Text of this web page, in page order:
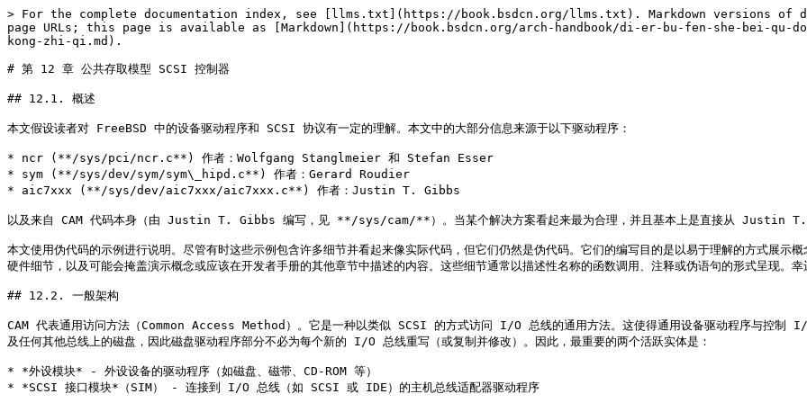
> For the complete documentation index, see [llms.txt](https://book.bsdcn.org/llms.txt). Markdown versions of documentation pages are available by appending `.md` to page URLs; this page is available as [Markdown](https://book.bsdcn.org/arch-handbook/di-er-bu-fen-she-bei-qu-dong-cheng-xu/di-12-zhang-gong-gong-cun-qu-mo-xing-scsi-kong-zhi-qi.md).

# 第 12 章 公共存取模型 SCSI 控制器

## 12.1. 概述

本文假设读者对 FreeBSD 中的设备驱动程序和 SCSI 协议有一定的理解。本文中的大部分信息来源于以下驱动程序：

* ncr (**/sys/pci/ncr.c**) 作者：Wolfgang Stanglmeier 和 Stefan Esser
* sym (**/sys/dev/sym/sym\_hipd.c**) 作者：Gerard Roudier
* aic7xxx (**/sys/dev/aic7xxx/aic7xxx.c**) 作者：Justin T. Gibbs

以及来自 CAM 代码本身（由 Justin T. Gibbs 编写，见 **/sys/cam/**）。当某个解决方案看起来最为合理，并且基本上是直接从 Justin T. Gibbs 的代码中提取时，我将其标记为“推荐”。

本文使用伪代码的示例进行说明。尽管有时这些示例包含许多细节并看起来像实际代码，但它们仍然是伪代码。它们的编写目的是以易于理解的方式展示概念。对于实际的驱动程序，其他方法可能在模块化和效率上更好。它还抽象了硬件细节，以及可能会掩盖演示概念或应该在开发者手册的其他章节中描述的内容。这些细节通常以描述性名称的函数调用、注释或伪语句的形式呈现。幸运的是，现实中的完整示例包含了所有细节，可以在实际的驱动程序中找到。

## 12.2. 一般架构

CAM 代表通用访问方法（Common Access Method）。它是一种以类似 SCSI 的方式访问 I/O 总线的通用方法。这使得通用设备驱动程序与控制 I/O 总线的驱动程序可以分离：例如，磁盘驱动程序可以控制 SCSI、IDE 以及任何其他总线上的磁盘，因此磁盘驱动程序部分不必为每个新的 I/O 总线重写（或复制并修改）。因此，最重要的两个活跃实体是：

* *外设模块* - 外设设备的驱动程序（如磁盘、磁带、CD-ROM 等）
* *SCSI 接口模块*（SIM） - 连接到 I/O 总线（如 SCSI 或 IDE）的主机总线适配器驱动程序

外设驱动程序从操作系统接收请求，将它们转换为一系列 SCSI 命令，并将这些命令传递给 SCSI 接口模块。SCSI 接口模块负责将这些命令传递给实际的硬件（如果实际硬件不是 SCSI，而是例如 IDE，那么它还会将 SCSI 命令转换为硬件的本地命令）。

由于我们在这里关注的是编写 SCSI 适配器驱动程序，因此从这一点开始，我们将从 SIM 的角度来看待所有内容。

## 12.3. 全局变量和样板代码

一个典型的 SIM 驱动程序需要包含以下与 CAM 相关的头文件：

```c
#include <cam/cam.h>
#include <cam/cam_ccb.h>
#include <cam/cam_sim.h>
#include <cam/cam_xpt_sim.h>
#include <cam/cam_debug.h>
#include <cam/scsi/scsi_all.h>
```

## 12.4. 设备配置：xxx\_attach

每个 SIM 驱动程序首先需要将自己注册到 CAM 子系统中。这是在驱动程序的 `xxx_attach()` 函数中完成的（此处以及之后的所有 `xxx_` 用来表示唯一的驱动程序名称前缀）。`xxx_attach()` 函数本身是由系统总线自动配置代码调用的，我们在此不做详细描述。

这一过程分为多个步骤：首先需要为与此 SIM 相关的请求队列分配内存：

```c
struct cam_devq *devq;

if ((devq = cam_simq_alloc(SIZE)) == NULL) {
    error; /* 处理错误的代码 */
}
```

这里的 `SIZE` 是要分配的队列大小，即队列中可以容纳的最大请求数。它是 SIM 驱动程序在一个 SCSI 卡上可以并行处理的请求数。通常可以通过以下方式计算：

```c
SIZE = NUMBER_OF_SUPPORTED_TARGETS * MAX_SIMULTANEOUS_COMMANDS_PER_TARGET
```

接下来我们创建 SIM 的描述符：

```c
struct cam_sim *sim;

if ((sim = cam_sim_alloc(action_func, poll_func, driver_name,
        softc, unit, mtx, max_dev_transactions,
        max_tagged_dev_transactions, devq)) == NULL) {
    cam_simq_free(devq);
    error; /* 处理错误的代码 */
}
```

注意，如果无法创建 SIM 描述符，我们也会释放 `devq`，因为我们无法用它做其他任何事情，同时希望节省内存。

如果一张 SCSI 卡上有多个 SCSI 总线，那么每条总线需要自己的 `cam_sim` 结构体。

一个有趣的问题是，如果一张 SCSI 卡有多个 SCSI 总线，是否需要每个卡一个 `devq` 结构，还是每个 SCSI 总线一个？根据 CAM 代码中的注释，答案是：两者都可以，由驱动程序作者自行决定。

以下是相关的参数说明：

* **action\_func**：指向驱动程序的 `xxx_action` 函数的指针。

```c
static void xxx_action(struct cam_sim *, union ccb *);
```

* **poll\_func**：指向驱动程序的 `xxx_poll()` 函数的指针。

```c
static void xxx_poll(struct cam_sim *);
```

* **driver\_name**：实际驱动程序的名称，例如 "ncr" 或 "wds"。
* **softc**：指向驱动程序的内部描述符的指针，代表该 SCSI 卡。该指针将用于驱动程序在未来访问私有数据。
* **unit**：控制器单元号，例如对于 "mps0" 控制器，该号为 0。
* **mtx**：与该 SIM 相关的锁。对于不涉及锁定的 SIM，可以传入 `Giant`。对于涉及锁定的 SIM，传入用于保护该 SIM 数据结构的锁。在调用 `xxx_action` 和 `xxx_poll` 时会持有该锁。
* **max\_dev\_transactions**：每个 SCSI 目标在非标记模式下允许的最大并发事务数。此值通常为 1，只有少数非 SCSI 卡可能有不同的设置。支持预处理一个事务而另一个事务正在执行的驱动程序可能将其设置为 2，但这通常不值得为此增加复杂性。
* **max\_tagged\_dev\_transactions**：同样的参数，但在标记模式下。标记是 SCSI 用来发起多事务的方式：每个事务都分配一个唯一的标记，并将事务发送到设备。当设备完成某个事务时，会将结果与标记一起发送回，以便 SCSI 适配器（和驱动程序）能够识别哪个事务已完成。这个参数也被称为最大标记深度，取决于 SCSI 适配器的能力。

最后，我们注册与 SCSI 适配器相关联的 SCSI 总线：

```c
if (xpt_bus_register(sim, softc, bus_number) != CAM_SUCCESS) {
    cam_sim_free(sim, /*free_devq*/ TRUE);
    error; /* 处理错误的代码 */
}
```

如果每个 SCSI 总线有一个 `devq` 结构（即将多总线卡视为多张单总线卡），那么总线编号将始终为 0；否则，SCSI 卡上的每个总线应当分配一个不同的编号。每个总线需要独立的 `cam_sim` 结构。

完成这些步骤后，我们的控制器就完全连接到了 CAM 系统。`devq` 的值可以被丢弃，因为从现在开始，`sim` 会作为所有后续 CAM 调用的参数传递，而 `devq` 可以从中派生出来。

CAM 提供了框架来处理此类异步事件。有些事件来自低层（SIM 驱动程序），有些事件来自外设驱动程序，还有一些事件来自 CAM 子系统本身。任何驱动程序都可以注册回调函数来处理某些类型的异步事件，从而在这些事件发生时得到通知。

一个典型的事件例子是设备重置。每个事务和事件通过“路径”来标识其应用的设备。特定目标的事件通常发生在与该设备的事务期间。因此，可以重用来自事务的路径来报告该事件（这是安全的，因为事件路径在事件报告过程中被复制，但不会被释放或传递到其他地方）。同样，在任何时候，包括中断例程中，动态分配路径也是安全的，尽管这会带来一定的开销，而这个方法的潜在问题是可能在此时没有足够的内存。对于总线重置事件，我们需要定义一个包含总线上所有设备的通配符路径。因此，我们可以提前创建路径，以便为未来的总线重置事件使用，从而避免内存短缺的问题：

```c
struct cam_path *path;

if (xpt_create_path(&path, /*periph*/NULL,
            cam_sim_path(sim), CAM_TARGET_WILDCARD,
            CAM_LUN_WILDCARD) != CAM_REQ_CMP) {
    xpt_bus_deregister(cam_sim_path(sim));
    cam_sim_free(sim, /*free_devq*/TRUE);
    error; /* 处理错误的代码 */
}

softc->wpath = path;
softc->sim = sim;
```

如你所见，路径包括：

* 外设驱动程序的 ID（这里是 NULL，因为我们没有外设）
* SIM 驱动程序的 ID（`cam_sim_path(sim)`）
* 设备的 SCSI 目标号（`CAM_TARGET_WILDCARD` 表示“所有设备”）
* 子设备的 SCSI LUN 号（`CAM_LUN_WILDCARD` 表示“所有 LUN”）

如果驱动程序无法分配此路径，则无法正常工作，因此在这种情况下，我们会拆卸该 SCSI 总线。

然后，我们将路径指针保存在 `softc` 结构中以供未来使用。之后，我们保存 `sim` 的值（或者在 `xxx_probe()` 退出时也可以丢弃它，如果需要的话）。

这就是最简初始化的全部内容。但为了做好这些工作，还有一个问题需要解决。

对于 SIM 驱动程序来说，有一个特别有趣的事件：当目标设备被认为丢失时。此时，重置与该设备的 SCSI 协商可能是一个好主意。因此，我们需要为此事件在 CAM 中注册一个回调。请求通过在用于此类请求的 CAM 控制块上请求 CAM 操作来传递给 CAM：

```c
struct ccb_setasync csa;

xpt_setup_ccb(&csa.ccb_h, path, /*priority*/5);
csa.ccb_h.func_code = XPT_SASYNC_CB;
csa.event_enable = AC_LOST_DEVICE;
csa.callback = xxx_async;
csa.callback_arg = sim;
xpt_action((union ccb *)&csa);
```

## 12.5. 处理 CAM 消息：xxx\_action

```c
static void xxx_action(struct cam_sim *sim, union ccb *ccb);
```

根据 CAM 子系统的请求执行某些操作。`sim` 描述了请求的 SIM，`ccb` 是请求本身。CCB 代表“CAM 控制块”（CAM Control Block）。它是一个联合体，包含多种具体实例，每个实例描述某种类型的事务的参数。所有这些实例共享一个 CCB 头部，其中存储了公共参数的部分。

CAM 支持工作在发起者（“正常”）模式和目标（模拟 SCSI 设备）模式下的 SCSI 控制器。这里我们只讨论与发起者模式相关的部分。

有一些函数和宏（换句话说，是方法）被定义用来访问 `sim` 结构中的公共数据：

* `cam_sim_path(sim)` - 路径 ID（如上所述）
* `cam_sim_name(sim)` - SIM 的名称
* `cam_sim_softc(sim)` - 指向 softc（驱动程序私有数据）结构的指针
* `cam_sim_unit(sim)` - 单元号
* `cam_sim_bus(sim)` - 总线 ID

为了识别设备，`xxx_action()` 可以使用这些函数获取单元号和指向其 softc 结构的指针。

请求的类型存储在 `ccb->ccb_h.func_code` 中。因此，通常 `xxx_action()` 包含一个大的 `switch` 语句：

```c
struct xxx_softc *softc = (struct xxx_softc *) cam_sim_softc(sim);
struct ccb_hdr *ccb_h = &ccb->ccb_h;
int unit = cam_sim_unit(sim);
int bus = cam_sim_bus(sim);

switch (ccb_h->func_code) {
    case ...:
        ...
    default:
        ccb_h->status = CAM_REQ_INVALID;
        xpt_done(ccb);
        break;
}
```

如 `default` 案例所示（如果收到未知命令），命令的返回代码会被设置到 `ccb->ccb_h.status` 中，处理完的 CCB 会通过调用 `xpt_done(ccb)` 返回给 CAM。

`xpt_done()` 不一定要在 `xxx_action()` 中调用：例如，一个 I/O 请求可能会被放入 SIM 驱动程序和/或其 SCSI 控制器的队列中。然后，当设备通过中断信号表明请求处理完成时，`xpt_done()` 可能会在中断处理程序中被调用。

实际上，CCB 状态不仅仅在返回代码中分配，CCB 始终具有一些状态。在 CCB 被传递给 `xxx_action()` 例程之前，它的状态会被设置为 `CCB_REQ_INPROG`，表示它正在处